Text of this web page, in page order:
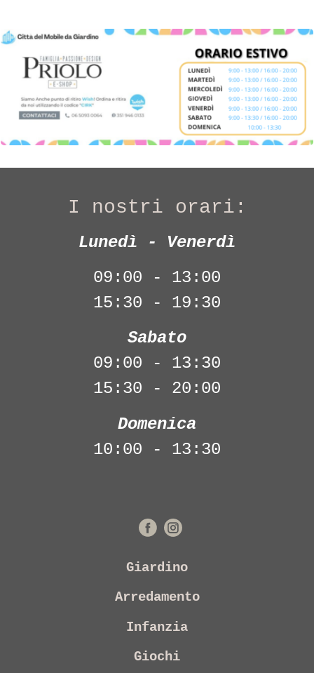
I nostri orari:
Lunedì - Venerdì
09:00 - 13:00
15:30 - 19:30
Sabato
09:00 - 13:30
15:30 - 20:00
Domenica
10:00 - 13:30
Giardino
Arredamento
Infanzia
Giochi